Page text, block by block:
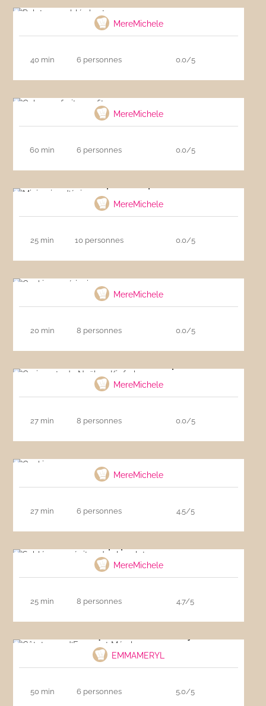
MereMichele
40 min 6 personnes 0.0/5
MereMichele
60 min 6 personnes 0.0/5
MereMichele
25 min 10 personnes 0.0/5
MereMichele
20 min 8 personnes 0.0/5
MereMichele
27 min 8 personnes 0.0/5
MereMichele
27 min 6 personnes 4.5/5
MereMichele
25 min 8 personnes 4.7/5
EMMAMERYL
50 min 6 personnes 5.0/5